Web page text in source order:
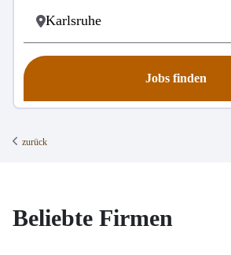
Jobs finden
zurück
Beliebte Firmen